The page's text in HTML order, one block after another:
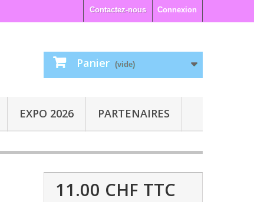
Connexion
Contactez-nous
Panier (vide)
EXPO 2026 PARTENAIRES
11.00 CHF TTC